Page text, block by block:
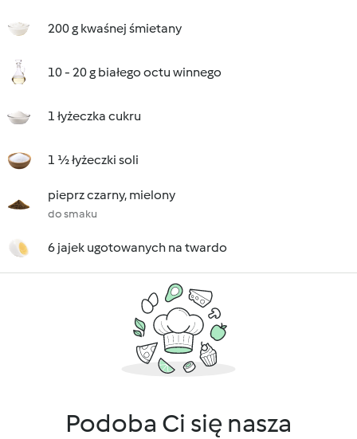
200 g kwaśnej śmietany
10 - 20 g białego octu winnego
1 łyżeczka cukru
1 ½ łyżeczki soli
pieprz czarny, mielony
do smaku
6 jajek ugotowanych na twardo
Podoba Ci się nasza